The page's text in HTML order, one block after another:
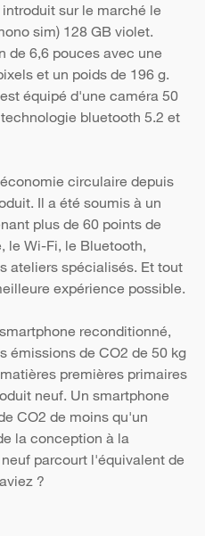
sur le marché le
sim) 128 GB violet.
de 6,6 pouces avec une
et un poids de 196 g.
équipé d'une caméra 50
bluetooth 5.2 et
circulaire depuis
Il a été soumis à un
plus de 60 points de
le Wi-Fi, le Bluetooth,
ateliers spécialisés. Et tout
expérience possible.
reconditionné,
émissions de CO2 de 50 kg
premières primaires
neuf. Un smartphone
CO2 de moins qu'un
la conception à la
parcourt l'équivalent de
?